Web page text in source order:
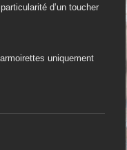
d’un toucher
uniquement